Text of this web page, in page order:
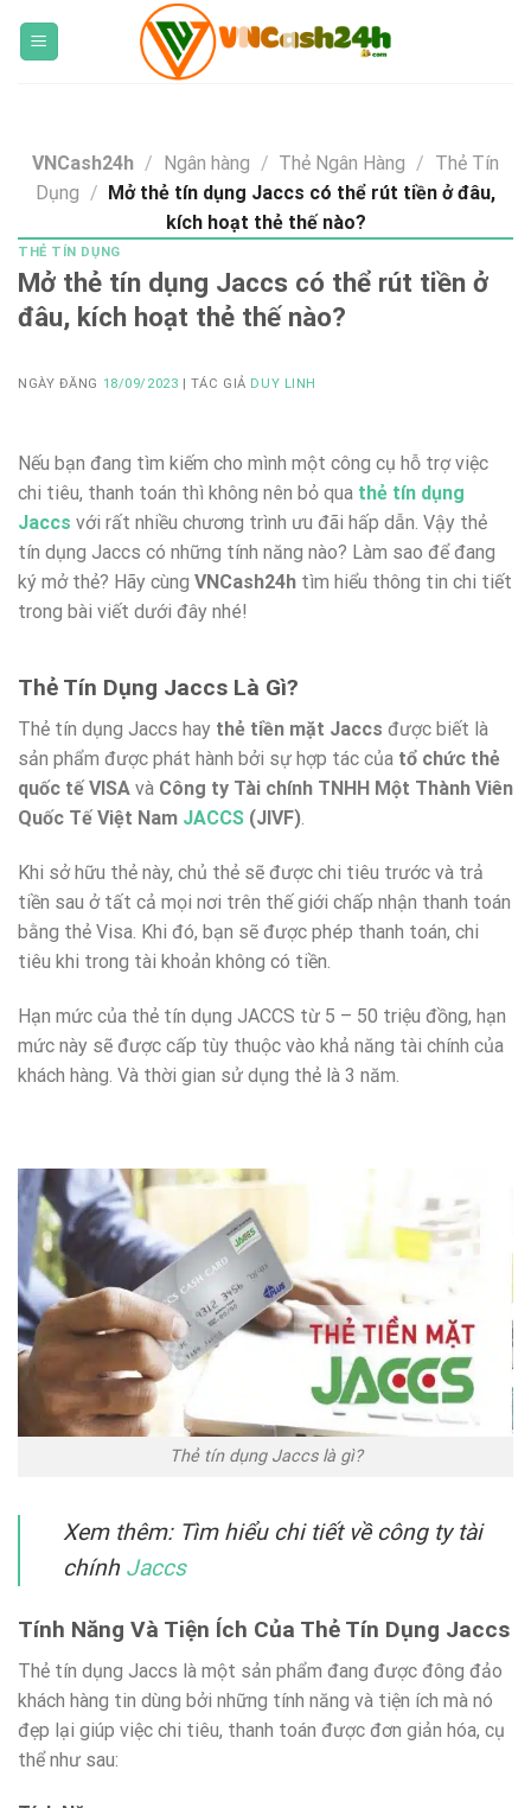
VNCash24h / Ngân hàng / Thẻ Ngân Hàng / Thẻ Tín
Dụng / Mở thẻ tín dụng Jaccs có thể rút tiền ở đâu,
kích hoạt thẻ thế nào?
THẺ TÍN DỤNG
Mở thẻ tín dụng Jaccs có thể rút tiền ở
đâu, kích hoạt thẻ thế nào?
NGÀY ĐĂNG 18/09/2023 | TÁC GIẢ DUY LINH
Nếu bạn đang tìm kiếm cho mình một công cụ hỗ trợ việc
chi tiêu, thanh toán thì không nên bỏ qua thẻ tín dụng
Jaccs với rất nhiều chương trình ưu đãi hấp dẫn. Vậy thẻ
tín dụng Jaccs có những tính năng nào? Làm sao để đang
ký mở thẻ? Hãy cùng VNCash24h tìm hiểu thông tin chi tiết
trong bài viết dưới đây nhé!
Thẻ Tín Dụng Jaccs Là Gì?
Thẻ tín dụng Jaccs hay thẻ tiền mặt Jaccs được biết là
sản phẩm được phát hành bởi sự hợp tác của tổ chức thẻ
quốc tế VISA và Công ty Tài chính TNHH Một Thành Viên
Quốc Tế Việt Nam JACCS (JIVF).
Khi sở hữu thẻ này, chủ thẻ sẽ được chi tiêu trước và trả
tiền sau ở tất cả mọi nơi trên thế giới chấp nhận thanh toán
bằng thẻ Visa. Khi đó, bạn sẽ được phép thanh toán, chi
tiêu khi trong tài khoản không có tiền.
Hạn mức của thẻ tín dụng JACCS từ 5 – 50 triệu đồng, hạn
mức này sẽ được cấp tùy thuộc vào khả năng tài chính của
khách hàng. Và thời gian sử dụng thẻ là 3 năm.
Thẻ tín dụng Jaccs là gì?
Xem thêm: Tìm hiểu chi tiết về công ty tài
chính Jaccs
Tính Năng Và Tiện Ích Của Thẻ Tín Dụng Jaccs
Thẻ tín dụng Jaccs là một sản phẩm đang được đông đảo
khách hàng tin dùng bởi những tính năng và tiện ích mà nó
đẹp lại giúp việc chi tiêu, thanh toán được đơn giản hóa, cụ
thể như sau: